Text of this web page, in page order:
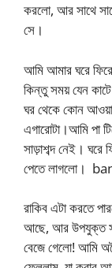
করলো, আর সাথে
সে।
আমি আমার ঘরে
কিন্তু সময় যেন
ঘর থেকে কোন
এগারোটা।আমি পা
সাড়াশব্দ নেই।
পেতে লাগলো।
রাকিব এটা করতে
আছে, আর উপযুক্ত
বেজে গেলো! আমি